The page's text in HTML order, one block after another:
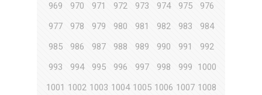
969
970 971 972 973 974 975
976
977
978 979 980 981 982 983
984
985
986 987 988 989 990 991
992
993
994 995 996 997 998 999
1000
1001 1002 1003 1004 1005 1006 1007 1008